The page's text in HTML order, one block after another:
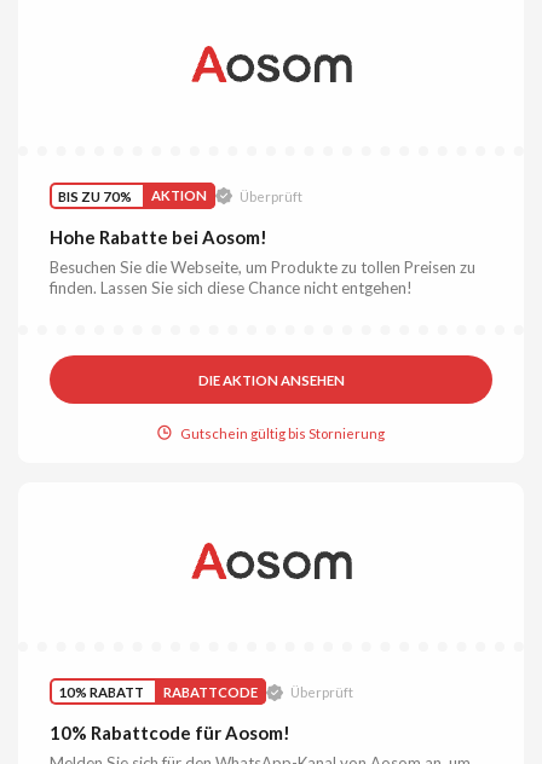
BIS ZU 70% AKTION Überprüft
Hohe Rabatte bei Aosom!
Besuchen Sie die Webseite, um Produkte zu tollen Preisen zu
finden. Lassen Sie sich diese Chance nicht entgehen!
DIE AKTION ANSEHEN
Gutschein gültig bis Stornierung
10% RABATT RABATTCODE Überprüft
10% Rabattcode für Aosom!